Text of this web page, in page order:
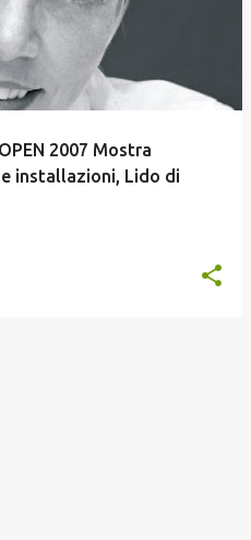
2007 Mostra
installazioni, Lido di